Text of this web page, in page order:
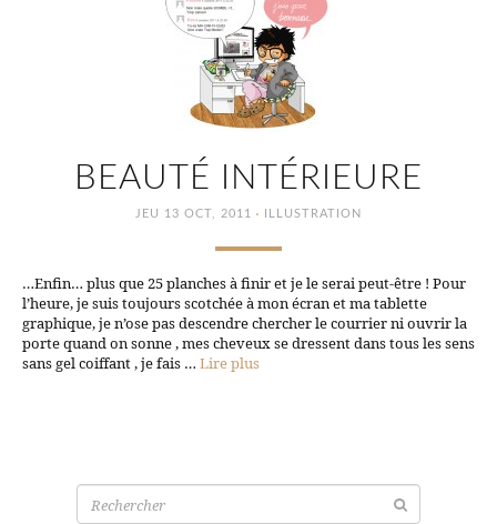
BEAUTÉ INTÉRIEURE
JEU 13 OCT, 2011 · ILLUSTRATION
…Enfin… plus que 25 planches à finir et je le serai peut-être ! Pour
l’heure, je suis toujours scotchée à mon écran et ma tablette
graphique, je n’ose pas descendre chercher le courrier ni ouvrir la
porte quand on sonne , mes cheveux se dressent dans tous les sens
sans gel coiffant , je fais … Lire plus
Recherche
pour: